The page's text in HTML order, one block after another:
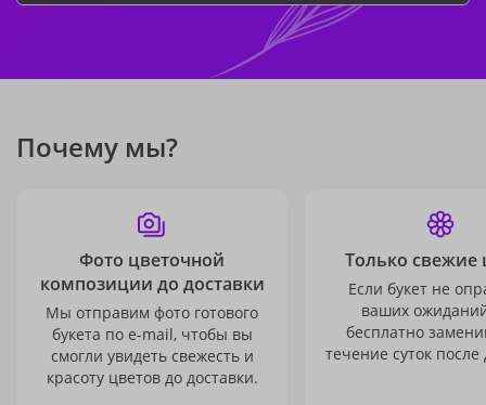
Почему мы?
Фото цветочной
композиции до доставки
Мы отправим фото готового
букета по e-mail, чтобы вы
смогли увидеть свежесть и
красоту цветов до доставки.
Только свежие
Если букет не
ваших
бесплатно
течение суток после